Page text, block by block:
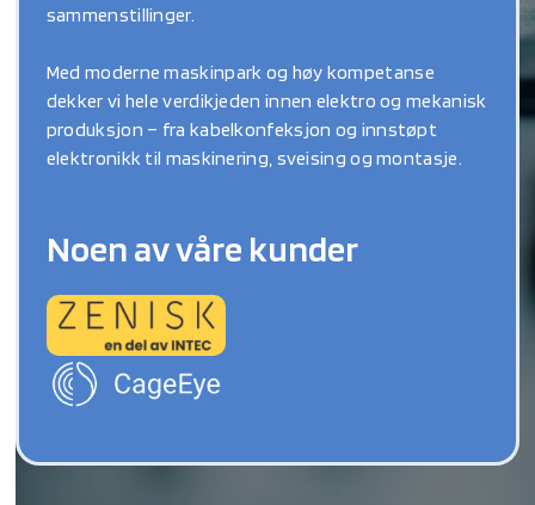
sammenstillinger.
Med moderne maskinpark og høy kompetanse
dekker vi hele verdikjeden innen elektro og mekanisk
produksjon – fra kabelkonfeksjon og innstøpt
elektronikk til maskinering, sveising og montasje.
Noen av våre kunder